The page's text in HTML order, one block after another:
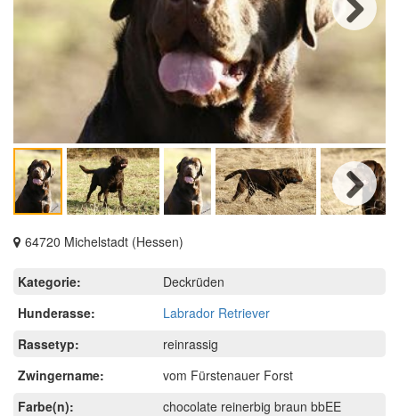
Next
64720 Michelstadt (Hessen)
Kategorie:
Deckrüden
Hunderasse:
Labrador Retriever
Rassetyp:
reinrassig
Zwingername:
vom Fürstenauer Forst
Farbe(n):
chocolate reinerbig braun bbEE